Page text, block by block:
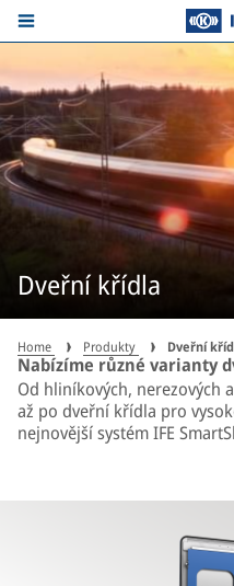
Dveřní křídla
Home Produkty Dveřní
Nabízíme různé varianty
Od hliníkových, nerezových
až po dveřní křídla pro
nejnovější systém IFE